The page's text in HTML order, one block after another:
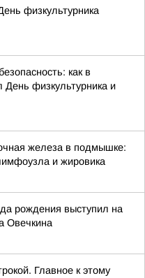
физкультурника
как в
физкультурника и
железа в подмышке:
и жировика
рождения выступил на
Овечкина
Главное к этому